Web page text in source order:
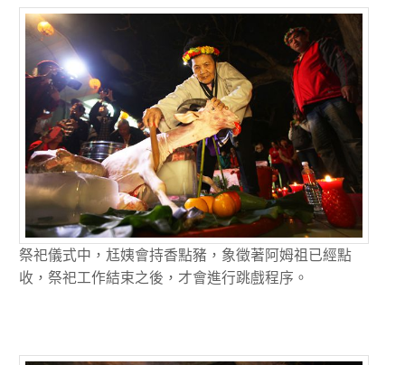
祭祀儀式中，尪姨會持香點豬，象徵著阿姆祖已經點
收，祭祀工作結束之後，才會進行跳戲程序。